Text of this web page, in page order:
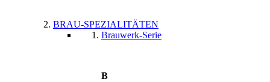
BRAU-SPEZIALITÄTEN
Brauwerk-Serie
B